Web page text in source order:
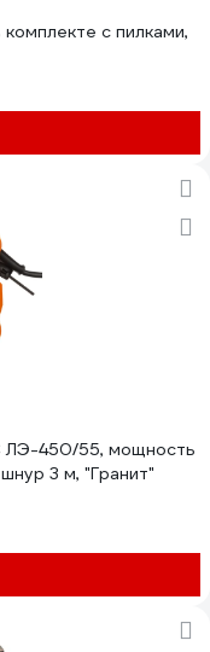
с пилками,
ЛЭ-450/55, мощность
3 м, "Гранит"